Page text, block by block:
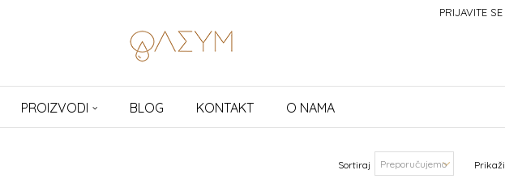
PRIJAVITE SE
PROIZVODI BLOG KONTAKT O NAMA
Sortiraj Prikaži